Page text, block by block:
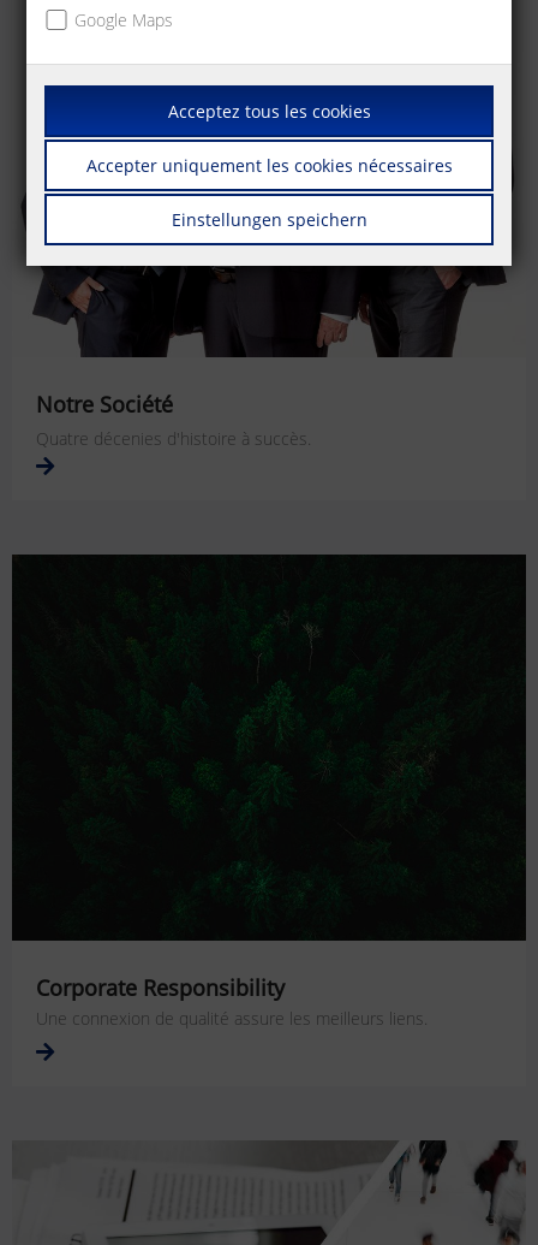
Notre Société
Quatre décenies d'histoire à succès.
Corporate Responsibility
Une connexion de qualité assure les meilleurs liens.
Google Maps
Acceptez tous les cookies
Accepter uniquement les cookies nécessaires
Einstellungen speichern